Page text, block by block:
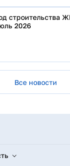
строительства
2026
Все новости